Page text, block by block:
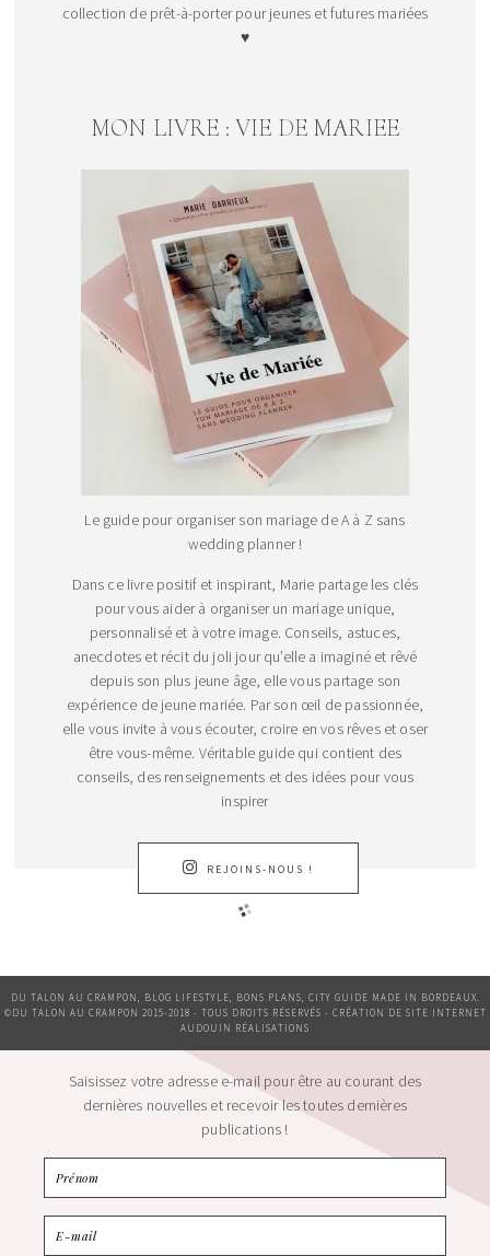
collection de prêt-à-porter pour jeunes et futures mariées
♥
MON LIVRE : VIE DE MARIEE
Le guide pour organiser son mariage de A à Z sans
wedding planner !
Dans ce livre positif et inspirant, Marie partage les clés
pour vous aider à organiser un mariage unique,
personnalisé et à votre image. Conseils, astuces,
anecdotes et récit du joli jour qu’elle a imaginé et rêvé
depuis son plus jeune âge, elle vous partage son
expérience de jeune mariée. Par son œil de passionnée,
elle vous invite à vous écouter, croire en vos rêves et oser
être vous-même. Véritable guide qui contient des
conseils, des renseignements et des idées pour vous
inspirer
REJOINS-NOUS !
DU TALON AU CRAMPON, BLOG LIFESTYLE, BONS PLANS, CITY GUIDE MADE IN BORDEAUX.
©DU TALON AU CRAMPON 2015-2018 - TOUS DROITS RÉSERVÉS - CRÉATION DE SITE INTERNET
AUDOUIN RÉALISATIONS
Saisissez votre adresse e-mail pour être au courant des
dernières nouvelles et recevoir les toutes dernières
publications !